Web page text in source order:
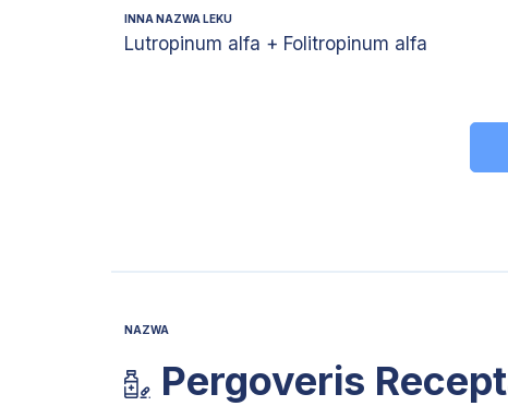
INNA NAZWA LEKU
Lutropinum alfa + Folitropinum alfa
NAZWA
Pergoveris